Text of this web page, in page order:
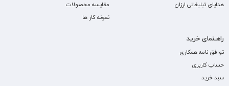
هدایای تبلیغاتی ارزان
مقایسه محصولات
نمونه کار ها
راهـنمای خرید
توافق نامه همکاری
حساب کاربری
سبد خرید